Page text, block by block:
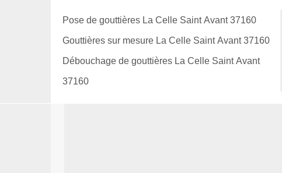
Pose de gouttières La Celle Saint Avant 37160
Gouttières sur mesure La Celle Saint Avant 37160
Débouchage de gouttières La Celle Saint Avant
37160